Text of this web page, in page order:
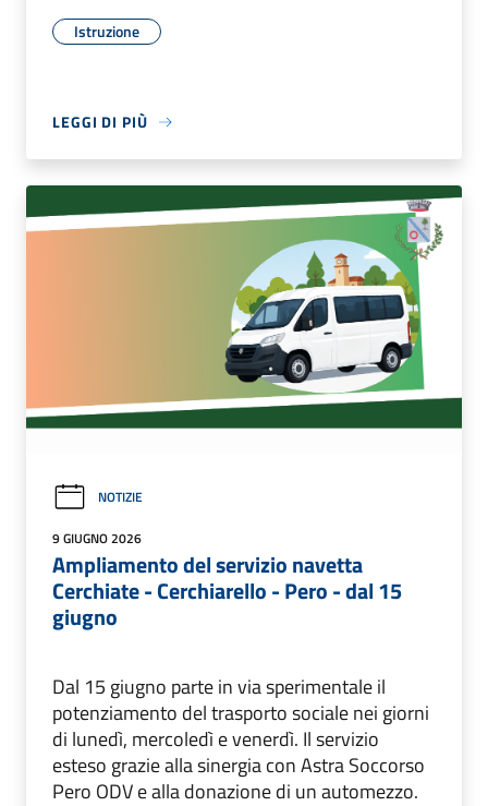
Istruzione
LEGGI DI PIÙ
NOTIZIE
9 GIUGNO 2026
Ampliamento del servizio navetta
Cerchiate - Cerchiarello - Pero - dal 15
giugno
Dal 15 giugno parte in via sperimentale il
potenziamento del trasporto sociale nei giorni
di lunedì, mercoledì e venerdì. Il servizio
esteso grazie alla sinergia con Astra Soccorso
Pero ODV e alla donazione di un automezzo.